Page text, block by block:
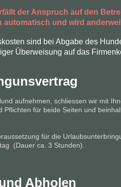
der Anspruch auf den
automatisch und wird
sind bei Abgabe des
Überweisung auf das
aufnehmen, schliessen wir mit
Pflichten für beide Seiten und
für die
(Dauer ca. 3 Stunden).
Abholen